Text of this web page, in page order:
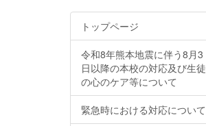
トップページ
令和8年熊本地震に伴う8月3
日以降の本校の対応及び生徒
の心のケア等について
緊急時における対応について